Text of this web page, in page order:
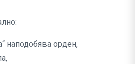
наподобява орден,